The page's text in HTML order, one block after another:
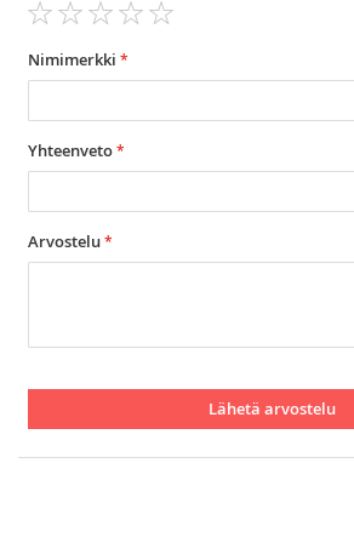
star
stars
stars
stars
stars
Nimimerkki
Yhteenveto
Arvostelu
Lähetä arvostelu